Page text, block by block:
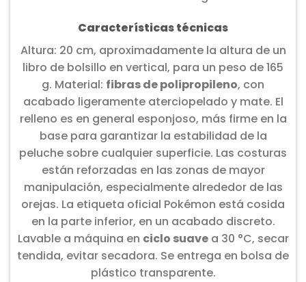
Características técnicas
Altura: 20 cm, aproximadamente la altura de un
libro de bolsillo en vertical, para un peso de 165
g. Material: fibras de polipropileno, con
acabado ligeramente aterciopelado y mate. El
relleno es en general esponjoso, más firme en la
base para garantizar la estabilidad de la
peluche sobre cualquier superficie. Las costuras
están reforzadas en las zonas de mayor
manipulación, especialmente alrededor de las
orejas. La etiqueta oficial Pokémon está cosida
en la parte inferior, en un acabado discreto.
Lavable a máquina en ciclo suavea 30 °C, secar
tendida, evitar secadora. Se entrega en bolsa de
plástico transparente.